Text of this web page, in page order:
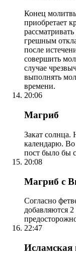
Конец
приобретает
грешным
после
совершить
случае
выполнять
времени.
20:06
Магриб
Закат солнца.
календарю. Во
пост было бы
20:08
Магриб с
Согласно
добавляются
22:47
Исламская